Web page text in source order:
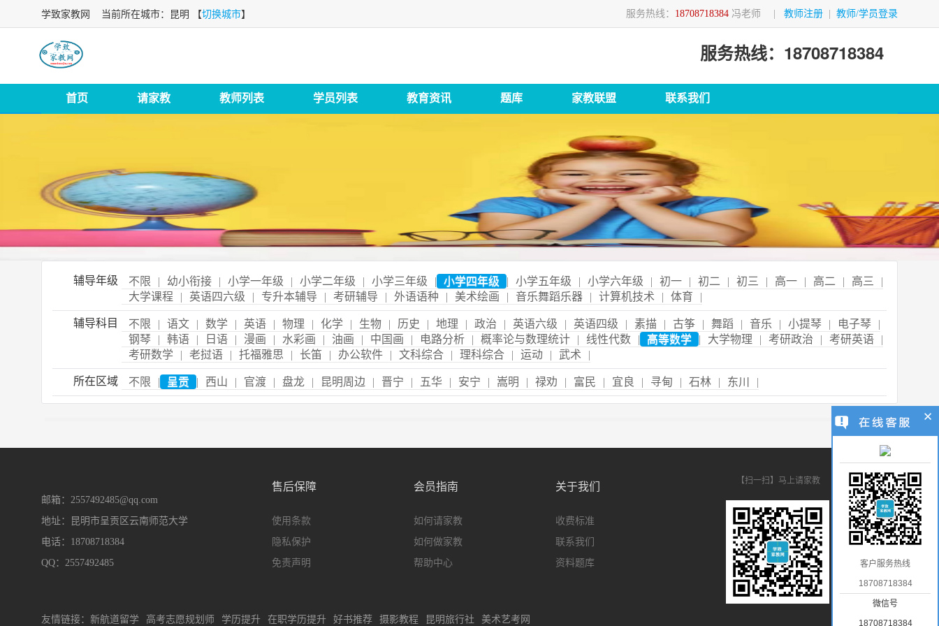
服务热线： 18708718384 冯老师 教师注册 教师/学员登录
学致家教网 当前所在城市：昆明 【切换城市】
服务热线：18708718384
首页 请家教 教师列表 学员列表 教育资讯 题库 家教联盟 联系我们
辅导年级 不限 | 幼小衔接 | 小学一年级 | 小学二年级 | 小学三年级 | 小学四年级 | 小学五年级 | 小学六年级 | 初一 | 初二 | 初三 | 高一 | 高二 | 高三
|
大学课程
| 英语四六级 | 专升本辅导 | 考研辅导 | 外语语种 | 美术绘画 | 音乐舞蹈乐器 | 计算机技术 | 体育 |
辅导科目 不限 | 语文 | 数学 | 英语 | 物理 | 化学 | 生物 | 历史 | 地理 | 政治 | 英语六级 | 英语四级 | 素描 | 古筝 | 舞蹈 | 音乐 | 小提琴 | 电子琴
|
钢琴
| 韩语 | 日语 | 漫画 | 水彩画 | 油画 | 中国画 | 电路分析 | 概率论与数理统计 | 线性代数 | 高等数学 | 大学物理 | 考研政治 | 考研英语
|
考研数学
| 老挝语 | 托福雅思 | 长笛 | 办公软件 | 文科综合 | 理科综合 | 运动 | 武术 |
所在区域 不限 | 呈贡 | 西山 | 官渡 | 盘龙 | 昆明周边 | 晋宁 | 五华 | 安宁 | 嵩明 | 禄劝 | 富民 | 宜良 | 寻甸 | 石林 | 东川 |
邮箱：2557492485@qq.com
地址：昆明市呈贡区云南师范大学
电话：18708718384
QQ：2557492485
售后保障
使用条款
隐私保护
免责声明
会员指南
如何请家教
如何做家教
帮助中心
关于我们
收费标准
联系我们
资料题库
【扫一扫】马上请家教
友情链接： 新航道留学 高考志愿规划师 学历提升 在职学历提升 好书推荐 摄影教程 昆明旅行社 美术艺考网
客户服务热线
18708718384
微信号
18708718384